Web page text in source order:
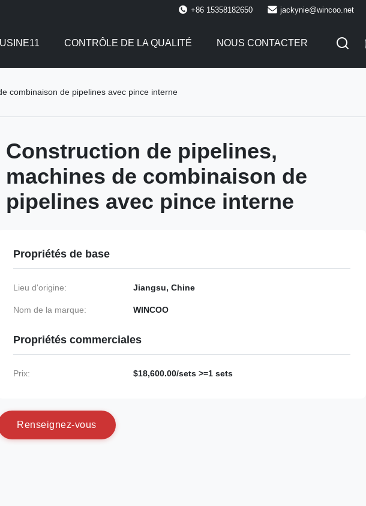
+86 15358182650 jackynie@wincoo.net
CONTRÔLE DE LA QUALITÉ NOUS CONTACTER
combinaison de pipelines avec pince interne
Construction de pipelines,
machines de combinaison de
pipelines avec pince interne
Propriétés de base
Lieu d'origine: Jiangsu, Chine
Nom de la marque: WINCOO
Propriétés commerciales
Prix: $18,600.00/sets >=1 sets
Renseignez-vous